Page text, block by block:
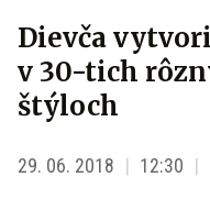
Dievča
v 30-tich
štýloch
29. 06. 2018 12:30